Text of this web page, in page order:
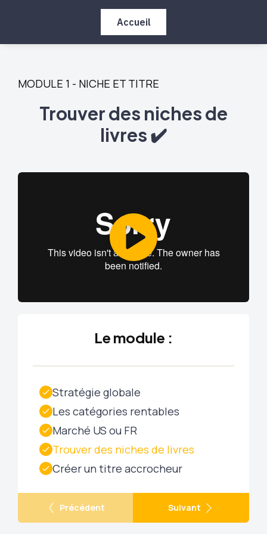
Accueil
MODULE 1 - NICHE ET TITRE
Trouver des niches de
livres ✔️
Le module :
Stratégie globale
Les catégories rentables
Marché US ou FR
Trouver des niches de livres
Créer un titre accrocheur
Précédent Suivant